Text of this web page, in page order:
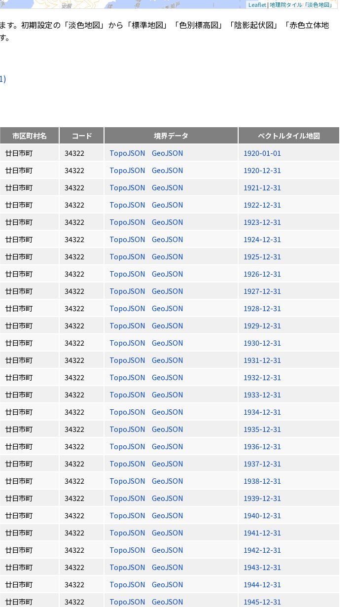
Leaflet|地理院タイル「淡色地図」
。初期設定の「淡色地図」から「標準地図」「色別標高図」「陰影起伏図」「赤色立体地
市区町村名 コード 境界データ
ベクトルタイル地図
廿日市町 34322 TopoJSON GeoJSON
1920-01-01
廿日市町 34322 TopoJSON GeoJSON
1920-12-31
廿日市町 34322 TopoJSON GeoJSON
1921-12-31
廿日市町 34322 TopoJSON GeoJSON
1922-12-31
廿日市町 34322 TopoJSON GeoJSON
1923-12-31
廿日市町 34322 TopoJSON GeoJSON
1924-12-31
廿日市町 34322 TopoJSON GeoJSON
1925-12-31
廿日市町 34322 TopoJSON GeoJSON
1926-12-31
廿日市町 34322 TopoJSON GeoJSON
1927-12-31
廿日市町 34322 TopoJSON GeoJSON
1928-12-31
廿日市町 34322 TopoJSON GeoJSON
1929-12-31
廿日市町 34322 TopoJSON GeoJSON
1930-12-31
廿日市町 34322 TopoJSON GeoJSON
1931-12-31
廿日市町 34322 TopoJSON GeoJSON
1932-12-31
廿日市町 34322 TopoJSON GeoJSON
1933-12-31
廿日市町 34322 TopoJSON GeoJSON
1934-12-31
廿日市町 34322 TopoJSON GeoJSON
1935-12-31
廿日市町 34322 TopoJSON GeoJSON
1936-12-31
廿日市町 34322 TopoJSON GeoJSON
1937-12-31
廿日市町 34322 TopoJSON GeoJSON
1938-12-31
廿日市町 34322 TopoJSON GeoJSON
1939-12-31
廿日市町 34322 TopoJSON GeoJSON
1940-12-31
廿日市町 34322 TopoJSON GeoJSON
1941-12-31
廿日市町 34322 TopoJSON GeoJSON
1942-12-31
廿日市町 34322 TopoJSON GeoJSON
1943-12-31
廿日市町 34322 TopoJSON GeoJSON
1944-12-31
廿日市町 34322 TopoJSON GeoJSON
1945-12-31